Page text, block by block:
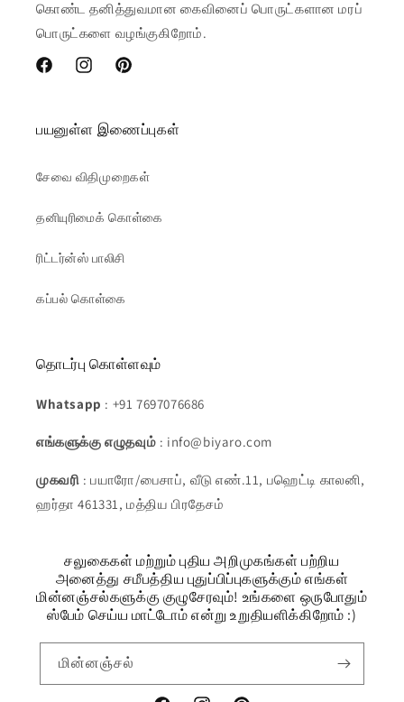
கொண்ட தனித்துவமான கைவினைப் பொருட்களான மரப்
பொருட்களை வழங்குகிறோம்.
FacebookInstagramPinterest
பயனுள்ள இணைப்புகள்
சேவை விதிமுறைகள்
தனியுரிமைக் கொள்கை
ரிட்டர்ன்ஸ் பாலிசி
கப்பல் கொள்கை
தொடர்பு கொள்ளவும்
Whatsapp : +91 7697076686
எங்களுக்கு எழுதவும் : info@biyaro.com
முகவரி : பயாரோ/பைசாப், வீடு எண்.11, பஹெட்டி காலனி,
ஹர்தா 461331, மத்திய பிரதேசம்
சலுகைகள் மற்றும் புதிய அறிமுகங்கள் பற்றிய
அனைத்து சமீபத்திய புதுப்பிப்புகளுக்கும் எங்கள்
மின்னஞ்சல்களுக்கு குழுசேரவும்! உங்களை ஒருபோதும்
ஸ்பேம் செய்ய மாட்டோம் என்று உறுதியளிக்கிறோம் :)
மின்னஞ்சல்